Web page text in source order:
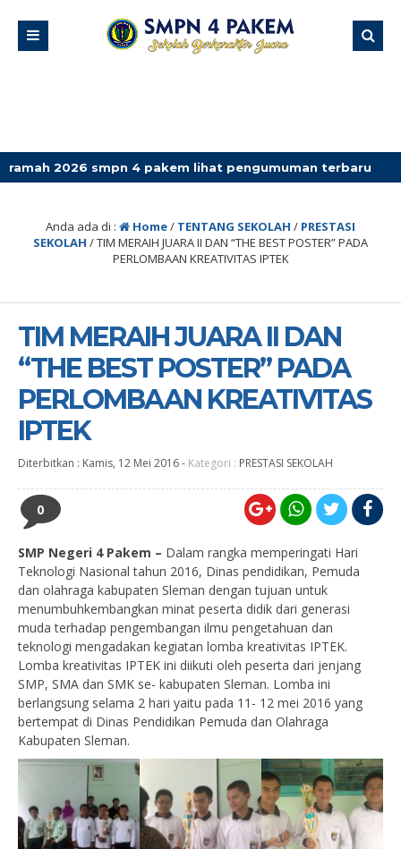
4 pakem lihat pengumuman terbaru
Anda ada di : Home/ TENTANG SEKOLAH / PRESTASI
SEKOLAH /TIM MERAIH JUARA II DAN “THE BEST POSTER” PADA
PERLOMBAAN KREATIVITAS IPTEK
TIM MERAIH JUARA II DAN
“THE BEST POSTER” PADA
PERLOMBAAN KREATIVITAS
IPTEK
Diterbitkan : Kamis, 12 Mei 2016- Kategori : PRESTASI SEKOLAH
0
SMP Negeri 4 Pakem – Dalam rangka memperingati Hari
Teknologi Nasional tahun 2016, Dinas pendidikan, Pemuda
dan olahraga kabupaten Sleman dengan tujuan untuk
menumbuhkembangkan minat peserta didik dari generasi
muda terhadap pengembangan ilmu pengetahuan dan
teknologi mengadakan kegiatan lomba kreativitas IPTEK.
Lomba kreativitas IPTEK ini diikuti oleh peserta dari jenjang
SMP, SMA dan SMK se- kabupaten Sleman. Lomba ini
berlangsung selama 2 hari yaitu pada 11- 12 mei 2016 yang
bertempat di Dinas Pendidikan Pemuda dan Olahraga
Kabupaten Sleman.